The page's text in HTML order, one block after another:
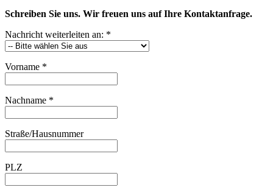
Schreiben Sie uns. Wir freuen uns auf Ihre Kontaktanfrage.
Nachricht weiterleiten an: *
Vorname *
Nachname *
Straße/Hausnummer
PLZ